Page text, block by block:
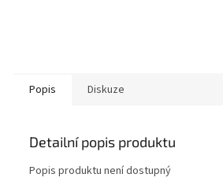
Popis Diskuze
Detailní popis produktu
Popis produktu není dostupný